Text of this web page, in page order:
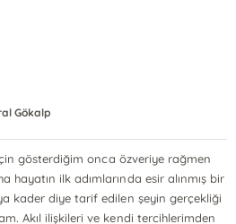
Gökalp
gösterdiğim onca özveriye rağmen
hayatın ilk adımlarında esir alınmış bir
kader diye tarif edilen şeyin gerçekliği
Akıl ilişkileri ve kendi tercihlerimden